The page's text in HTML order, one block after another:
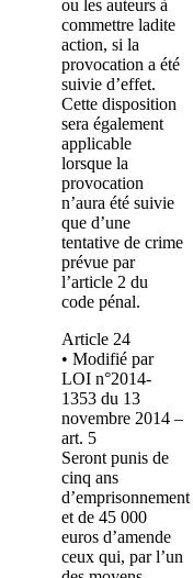
ou les auteurs à
commettre ladite
action, si la
provocation a été
suivie d’effet.
Cette disposition
sera également
applicable
lorsque la
provocation
n’aura été suivie
que d’une
tentative de crime
prévue par
l’article 2 du
code pénal.
Article 24
• Modifié par
LOI n°2014-
1353 du 13
novembre 2014 –
art. 5
Seront punis de
cinq ans
d’emprisonnement
et de 45 000
euros d’amende
ceux qui, par l’un